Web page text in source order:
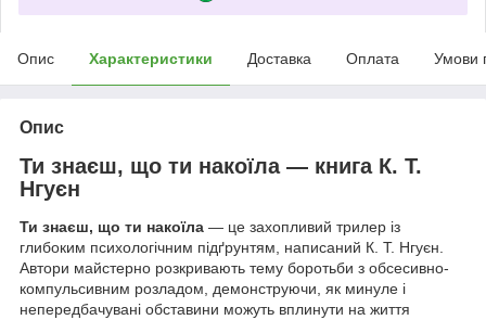
Опис Характеристики Доставка Оплата Умови
Опис
Ти знаєш, що ти накоїла — книга К. Т.
Нгуєн
Ти знаєш, що ти накоїла — це захопливий трилер із
глибоким психологічним підґрунтям, написаний К. Т. Нгуєн.
Автори майстерно розкривають тему боротьби з обсесивно-
компульсивним розладом, демонструючи, як минуле і
непередбачувані обставини можуть вплинути на життя